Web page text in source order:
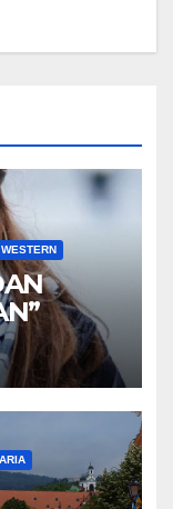
WESTERN